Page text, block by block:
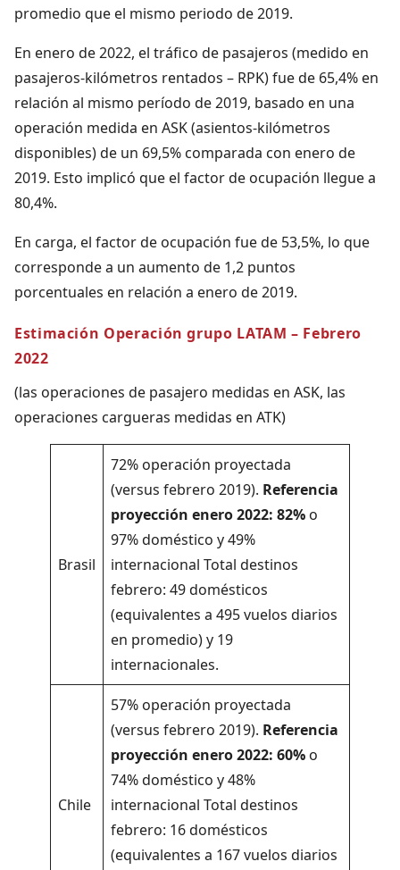
promedio que el mismo periodo de 2019.
En enero de 2022, el tráfico de pasajeros (medido en
pasajeros-kilómetros rentados – RPK) fue de 65,4% en
relación al mismo período de 2019, basado en una
operación medida en ASK (asientos-kilómetros
disponibles) de un 69,5% comparada con enero de
2019. Esto implicó que el factor de ocupación llegue a
80,4%.
En carga, el factor de ocupación fue de 53,5%, lo que
corresponde a un aumento de 1,2 puntos
porcentuales en relación a enero de 2019.
Estimación Operación grupo LATAM – Febrero
2022
(las operaciones de pasajero medidas en ASK, las
operaciones cargueras medidas en ATK)
Brasil
72% operación proyectada
(versus febrero 2019). Referencia
proyección enero 2022: 82% o
97% doméstico y 49%
internacional Total destinos
febrero: 49 domésticos
(equivalentes a 495 vuelos diarios
en promedio) y 19
internacionales.
Chile
57% operación proyectada
(versus febrero 2019). Referencia
proyección enero 2022: 60% o
74% doméstico y 48%
internacional Total destinos
febrero: 16 domésticos
(equivalentes a 167 vuelos diarios